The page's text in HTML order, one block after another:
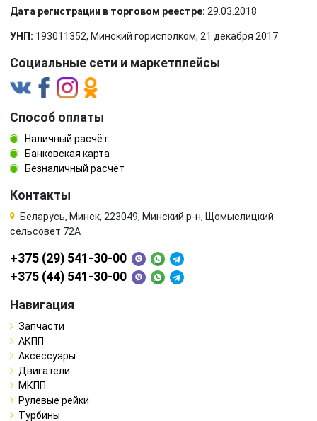
Дата регистрации в торговом реестре: 29.03.2018
УНП: 193011352, Минский горисполком, 21 декабря 2017
Социальные сети и маркетплейсы
Способ оплаты
Наличный расчёт
Банковская карта
Безналичный расчёт
Контакты
Беларусь, Минск, 223049, Минский р-н, Щомыслицкий
сельсовет 72А
+375 (29) 541-30-00
+375 (44) 541-30-00
Навигация
Запчасти
АКПП
Аксессуары
Двигатели
МКПП
Рулевые рейки
Турбины